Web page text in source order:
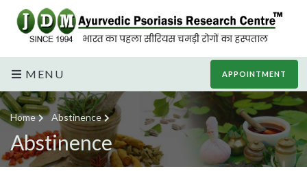
MENU APPOINTMENT
Home Abstinence
Abstinence